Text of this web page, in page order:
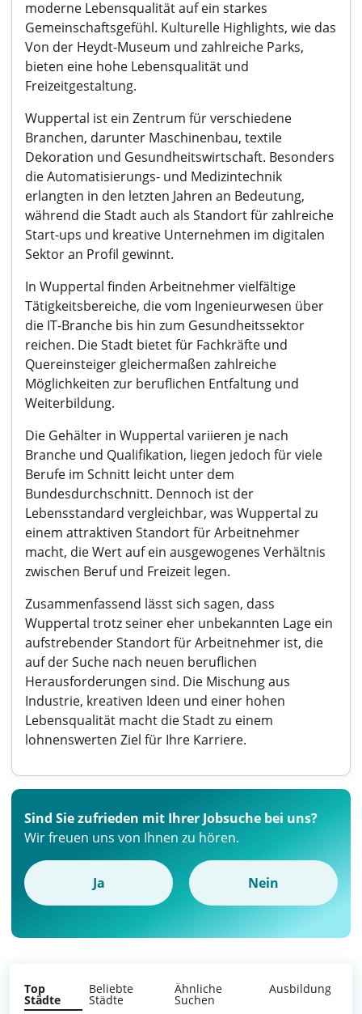
moderne Lebensqualität auf ein starkes
Gemeinschaftsgefühl. Kulturelle Highlights, wie das
Von der Heydt-Museum und zahlreiche Parks,
bieten eine hohe Lebensqualität und
Freizeitgestaltung.
Wuppertal ist ein Zentrum für verschiedene
Branchen, darunter Maschinenbau, textile
Dekoration und Gesundheitswirtschaft. Besonders
die Automatisierungs- und Medizintechnik
erlangten in den letzten Jahren an Bedeutung,
während die Stadt auch als Standort für zahlreiche
Start-ups und kreative Unternehmen im digitalen
Sektor an Profil gewinnt.
In Wuppertal finden Arbeitnehmer vielfältige
Tätigkeitsbereiche, die vom Ingenieurwesen über
die IT-Branche bis hin zum Gesundheitssektor
reichen. Die Stadt bietet für Fachkräfte und
Quereinsteiger gleichermaßen zahlreiche
Möglichkeiten zur beruflichen Entfaltung und
Weiterbildung.
Die Gehälter in Wuppertal variieren je nach
Branche und Qualifikation, liegen jedoch für viele
Berufe im Schnitt leicht unter dem
Bundesdurchschnitt. Dennoch ist der
Lebensstandard vergleichbar, was Wuppertal zu
einem attraktiven Standort für Arbeitnehmer
macht, die Wert auf ein ausgewogenes Verhältnis
zwischen Beruf und Freizeit legen.
Zusammenfassend lässt sich sagen, dass
Wuppertal trotz seiner eher unbekannten Lage ein
aufstrebender Standort für Arbeitnehmer ist, die
auf der Suche nach neuen beruflichen
Herausforderungen sind. Die Mischung aus
Industrie, kreativen Ideen und einer hohen
Lebensqualität macht die Stadt zu einem
lohnenswerten Ziel für Ihre Karriere.
Sind Sie zufrieden mit Ihrer Jobsuche bei uns?
Wir freuen uns von Ihnen zu hören.
Ja Nein
Top
Städte
Beliebte
Städte
Ähnliche
Suchen
Ausbildung